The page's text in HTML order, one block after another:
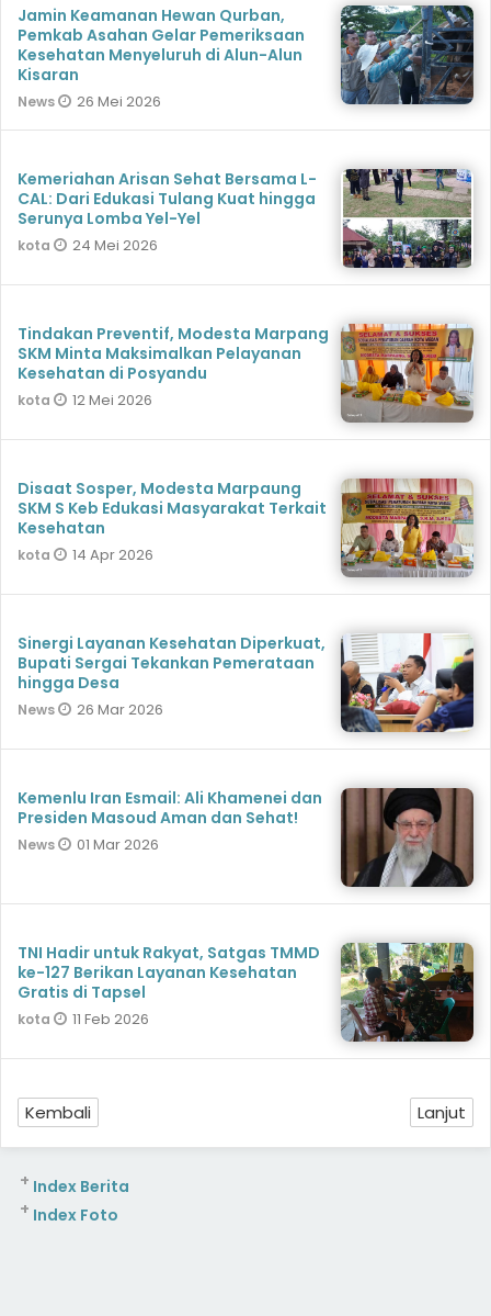
Jamin Keamanan Hewan Qurban,
Pemkab Asahan Gelar Pemeriksaan
Kesehatan Menyeluruh di Alun-Alun
Kisaran
News 26 Mei 2026
Kemeriahan Arisan Sehat Bersama L-
CAL: Dari Edukasi Tulang Kuat hingga
Serunya Lomba Yel-Yel
kota 24 Mei 2026
Tindakan Preventif, Modesta Marpang
SKM Minta Maksimalkan Pelayanan
Kesehatan di Posyandu
kota 12 Mei 2026
Disaat Sosper, Modesta Marpaung
SKM S Keb Edukasi Masyarakat Terkait
Kesehatan
kota 14 Apr 2026
Sinergi Layanan Kesehatan Diperkuat,
Bupati Sergai Tekankan Pemerataan
hingga Desa
News 26 Mar 2026
Kemenlu Iran Esmail: Ali Khamenei dan
Presiden Masoud Aman dan Sehat!
News 01 Mar 2026
TNI Hadir untuk Rakyat, Satgas TMMD
ke-127 Berikan Layanan Kesehatan
Gratis di Tapsel
kota 11 Feb 2026
Kembali Lanjut
Index Berita
+
Index Foto
+